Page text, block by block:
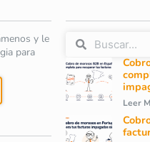
y le
para
Leer